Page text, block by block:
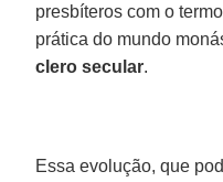
presbíteros com o termo
prática do mundo
clero secular.
Essa evolução, que